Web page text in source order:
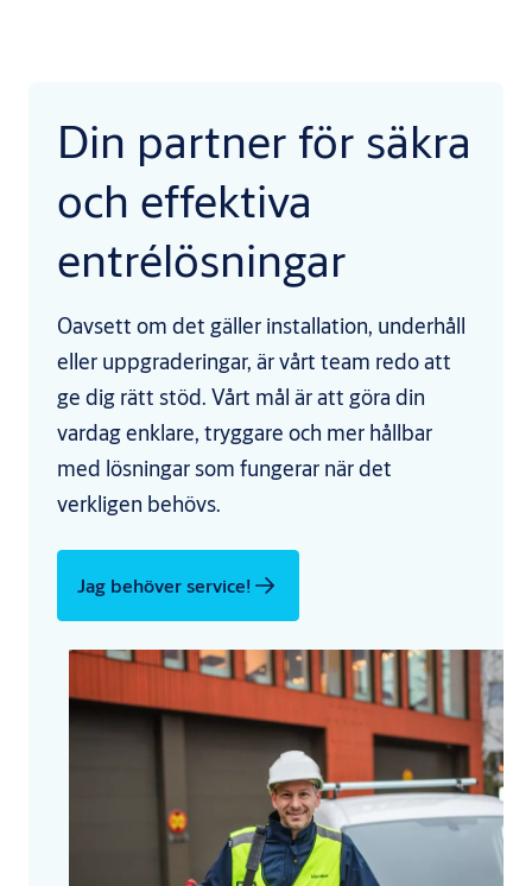
Din partner för säkra
och effektiva
entrélösningar
Oavsett om det gäller installation, underhåll
eller uppgraderingar, är vårt team redo att
ge dig rätt stöd. Vårt mål är att göra din
vardag enklare, tryggare och mer hållbar
med lösningar som fungerar när det
verkligen behövs.
Jag behöver service!